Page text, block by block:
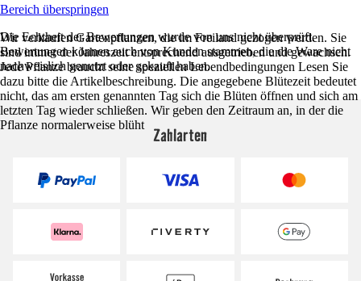
Wir verkaufen Gartenpflanzen, die im Freiland gezogen werden. Sie
sind immer der Jahreszeit entsprechend ausgetrieben und gewachsen.
Jede Pflanze braucht seine speziellen Lebendbedingungen Lesen Sie
dazu bitte die Artikelbeschreibung. Die angegebene Blütezeit bedeutet
nicht, das am ersten genannten Tag sich die Blüten öffnen und sich am
letzten Tag wieder schließen. Wir geben den Zeitraum an, in der die
Pflanze normalerweise blüht
Bereich überspringen
Die Echtheit der Bewertungen wurde von uns nicht überprüft.
Bewertungen können auch von Kunden stammen, die die Ware nicht
nachweislich genutzt oder gekauft haben.
Zahlarten